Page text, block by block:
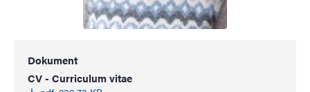
Dokument
CV - Curriculum vitae